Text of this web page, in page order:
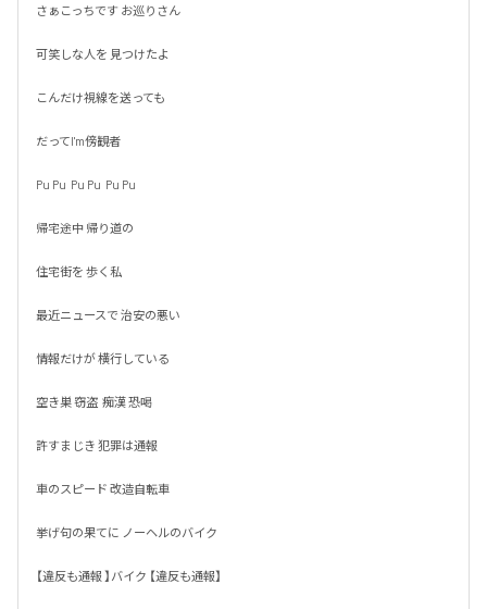
さぁこっちです お巡りさん
可笑しな人を 見つけたよ
こんだけ視線を送っても
だってI'm傍観者
Pu Pu  Pu Pu  Pu Pu
帰宅途中 帰り道の
住宅街を 歩く私
最近ニュースで 治安の悪い
情報だけが 横行している
空き巣 窃盗  痴漢 恐喝
許すまじき 犯罪は通報
車のスピード 改造自転車
挙げ句の果てに ノーヘルのバイク
【違反も通報 】バイク 【違反も通報】